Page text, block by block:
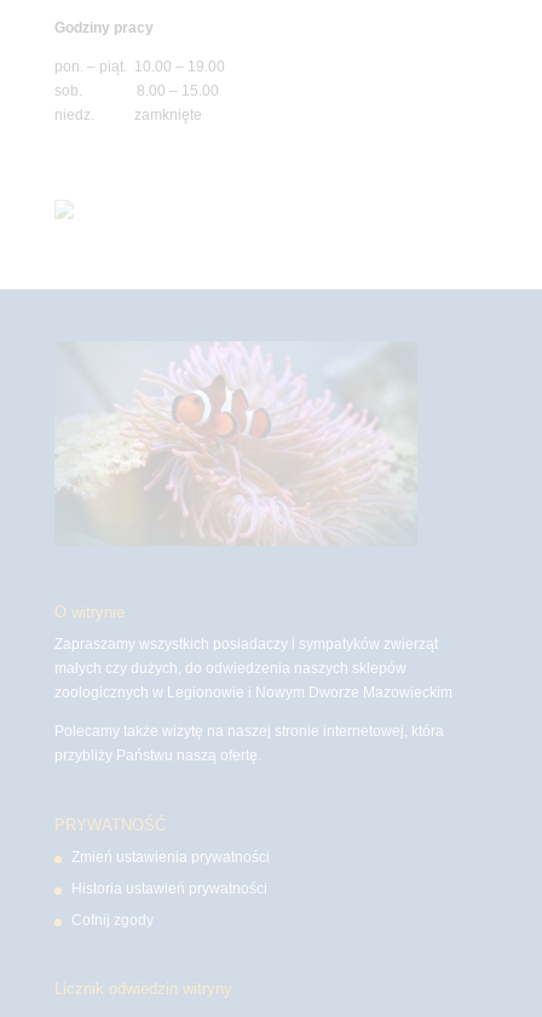
Godziny pracy
pon. – piąt. 10.00 – 19.00
sob. 8.00 – 15.00
niedz. zamknięte
O witrynie
Zapraszamy wszystkich posiadaczy i sympatyków zwierząt
małych czy dużych, do odwiedzenia naszych sklepów
zoologicznych w Legionowie i Nowym Dworze Mazowieckim
Polecamy także wizytę na naszej stronie internetowej, która
przybliży Państwu naszą ofertę.
PRYWATNOŚĆ
Zmień ustawienia prywatności
Historia ustawień prywatności
Cofnij zgody
Licznik odwiedzin witryny